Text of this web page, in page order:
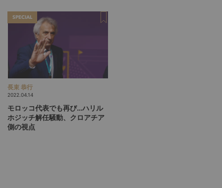
る
SPECIAL
長束 恭行
2022.04.14
モロッコ代表でも再び…ハリル
ホジッチ解任騒動、クロアチア
側の視点